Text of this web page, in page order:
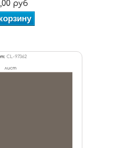
руб
CL-97362
лист